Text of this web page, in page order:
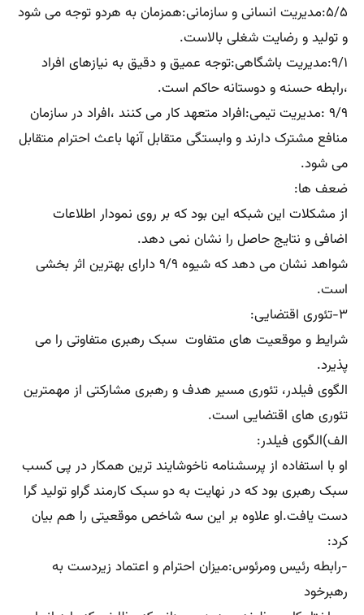
۵/۵:مدیریت انسانی و سازمانی:همزمان به هردو توجه می شود
و تولید و رضایت شغلی بالاست.
۹/۱:مدیریت باشگاهی:توجه عمیق و دقیق به نیازهای افراد
،رابطه حسنه و دوستانه حاکم است.
۹/۹ :مدیریت تیمی:افراد متعهد کار می کنند ،افراد در سازمان
منافع مشترک دارند و وابستگی متقابل آنها باعث احترام متقابل
می شود.
ضعف ها:
از مشکلات این شبکه این بود که بر روی نمودار اطلاعات
اضافی و نتایج حاصل را نشان نمی دهد.
شواهد نشان می دهد که شیوه ۹/۹ دارای بهترین اثر بخشی
است.
۳-تئوری اقتضایی:
شرایط و موقعیت های متفاوت سبک رهبری متفاوتی را می
پذیرد.
الگوی فیلدر، تئوری مسیر هدف و رهبری مشارکتی از مهمترین
تئوری های اقتضایی است.
الف)الگوی فیلدر:
او با استفاده از پرسشنامه ناخوشایند ترین همکار در پی کسب
سبک رهبری بود که در نهایت به دو سبک کارمند گراو تولید گرا
دست یافت.او علاوه بر این سه شاخص موقعیتی را هم بیان
کرد:
-رابطه رئیس ومرئوس:میزان احترام و اعتماد زیردست به
رهبرخود